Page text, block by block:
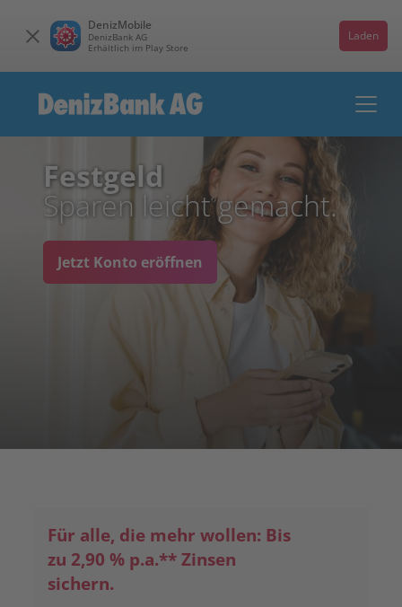
DenizMobile
DenizBank AG
Erhältlich im Play Store
Laden
Festgeld
Sparen leicht gemacht.
Jetzt Konto eröffnen
Für alle, die mehr wollen: Bis
zu 2,90 % p.a.** Zinsen
sichern.